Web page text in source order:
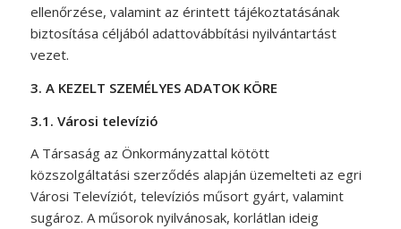
ellenőrzése, valamint az érintett tájékoztatásának
biztosítása céljából adattovábbítási nyilvántartást
vezet.
3. A KEZELT SZEMÉLYES ADATOK KÖRE
3.1. Városi televízió
A Társaság az Önkormányzattal kötött
közszolgáltatási szerződés alapján üzemelteti az egri
Városi Televíziót, televíziós műsort gyárt, valamint
sugároz. A műsorok nyilvánosak, korlátlan ideig